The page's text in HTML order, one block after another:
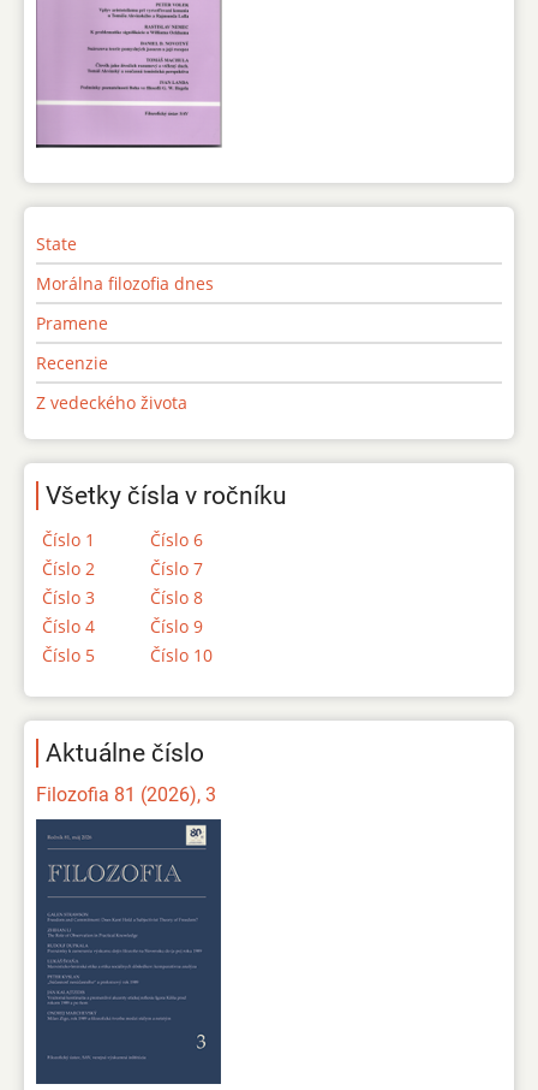
State
Morálna filozofia dnes
Pramene
Recenzie
Z vedeckého života
Všetky čísla v ročníku
Číslo 1
Číslo 2
Číslo 3
Číslo 4
Číslo 5
Číslo 6
Číslo 7
Číslo 8
Číslo 9
Číslo 10
Aktuálne číslo
Filozofia 81 (2026), 3